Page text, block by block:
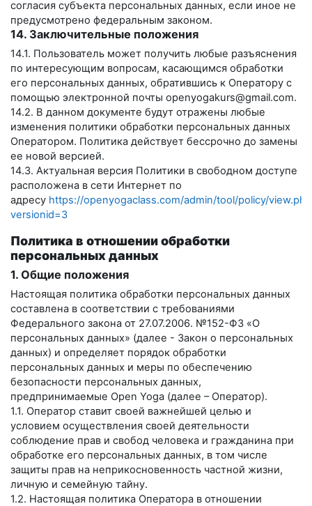
согласия субъекта персональных данных, если иное не
предусмотрено федеральным законом.
14. Заключительные положения
14.1. Пользователь может получить любые разъяснения
по интересующим вопросам, касающимся обработки
его персональных данных, обратившись к Оператору с
помощью электронной почты openyogakurs@gmail.com.
14.2. В данном документе будут отражены любые
изменения политики обработки персональных данных
Оператором. Политика действует бессрочно до замены
ее новой версией.
14.3. Актуальная версия Политики в свободном доступе
расположена в сети Интернет по
адресу https://openyogaclass.com/admin/tool/policy/
versionid=3
Политика в отношении обработки
персональных данных
1. Общие положения
Настоящая политика обработки персональных данных
составлена в соответствии с требованиями
Федерального закона от 27.07.2006. №152-ФЗ «О
персональных данных» (далее - Закон о персональных
данных) и определяет порядок обработки
персональных данных и меры по обеспечению
безопасности персональных данных,
предпринимаемые Open Yoga (далее – Оператор).
1.1. Оператор ставит своей важнейшей целью и
условием осуществления своей деятельности
соблюдение прав и свобод человека и гражданина при
обработке его персональных данных, в том числе
защиты прав на неприкосновенность частной жизни,
личную и семейную тайну.
1.2. Настоящая политика Оператора в отношении